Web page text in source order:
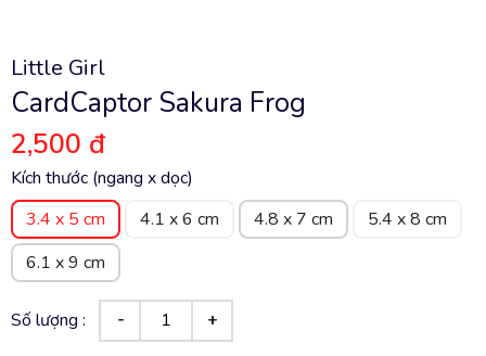
Little Girl
CardCaptor Sakura Frog
2,500 đ
Kích thước (ngang x dọc)
3.4 x 5 cm
4.1 x 6 cm 4.8 x 7 cm
5.4 x 8 cm
6.1 x 9 cm
Số lượng :